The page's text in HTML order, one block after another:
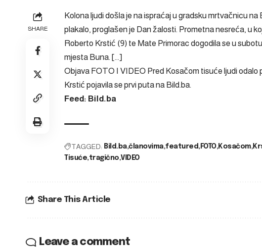
SHARE
Kolona ljudi došla je na ispraćaj u gradsku mrtvačnicu
plakalo, proglašen je Dan žalosti. Prometna nesreća, u
Roberto Krstić (9) te Mate Primorac dogodila se u
mjesta Buna. […]
Objava FOTO I VIDEO Pred Kosačom tisuće ljudi
Krstić pojavila se prvi puta na Bild.ba.
Feed: Bild.ba
TAGGED: Bild.ba članovima featured FOTO Kosačom
Tisuće tragično VIDEO
Share This Article
Leave a comment